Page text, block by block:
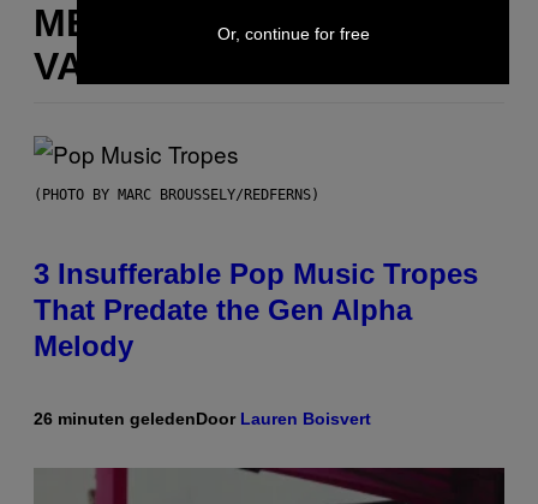
MEER
VAN DIT
(PHOTO BY MARC BROUSSELY/REDFERNS)
3 Insufferable Pop Music Tropes
That Predate the Gen Alpha
Melody
26 minuten geledenDoor Lauren Boisvert
Or, continue for free